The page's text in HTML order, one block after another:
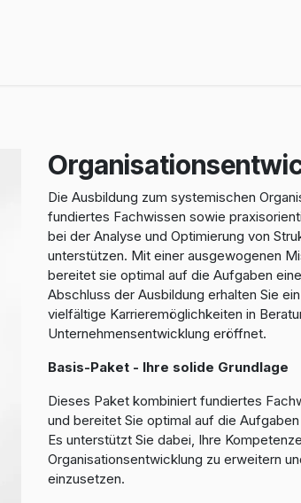
Die Ausbildung zum systemischen
fundiertes Fachwissen sowie
bei der Analyse und Optimierung von
unterstützen. Mit einer ausgewogenen
bereitet sie optimal auf die Aufgaben
Abschluss der Ausbildung erhalten Sie
vielfältige Karrieremöglichkeiten in
Unternehmensentwicklung eröffnet.
Basis-Paket - Ihre solide Grundlage
Dieses Paket kombiniert fundiertes
und bereitet Sie optimal auf die
Es unterstützt Sie dabei, Ihre
Organisationsentwicklung zu erweitern
einzusetzen.